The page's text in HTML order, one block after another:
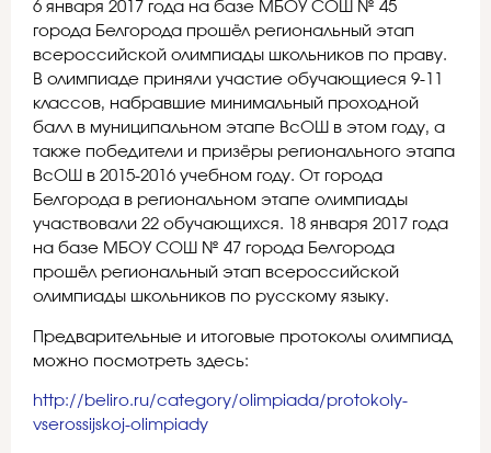
6 января 2017 года на базе МБОУ СОШ № 45
города Белгорода прошёл региональный этап
всероссийской олимпиады школьников по праву.
В олимпиаде приняли участие обучающиеся 9-11
классов, набравшие минимальный проходной
балл в муниципальном этапе ВсОШ в этом году, а
также победители и призёры регионального этапа
ВсОШ в 2015-2016 учебном году. От города
Белгорода в региональном этапе олимпиады
участвовали 22 обучающихся. 18 января 2017 года
на базе МБОУ СОШ № 47 города Белгорода
прошёл региональный этап всероссийской
олимпиады школьников по русскому языку.
Предварительные и итоговые протоколы олимпиад
можно посмотреть здесь:
http://beliro.ru/category/olimpiada/protokoly-
vserossijskoj-olimpiady